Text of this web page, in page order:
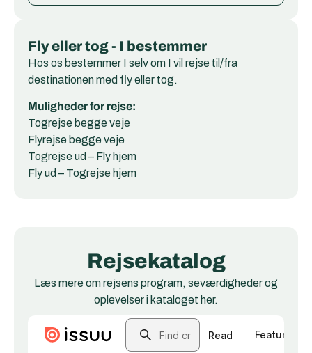
Fly eller tog - I bestemmer
Hos os bestemmer I selv om I vil rejse til/fra
destinationen med fly eller tog.
Muligheder for rejse:
Togrejse begge veje
Flyrejse begge veje
Togrejse ud – Fly hjem
Fly ud – Togrejse hjem
Rejsekatalog
Læs mere om rejsens program, seværdigheder og
oplevelser i kataloget her.